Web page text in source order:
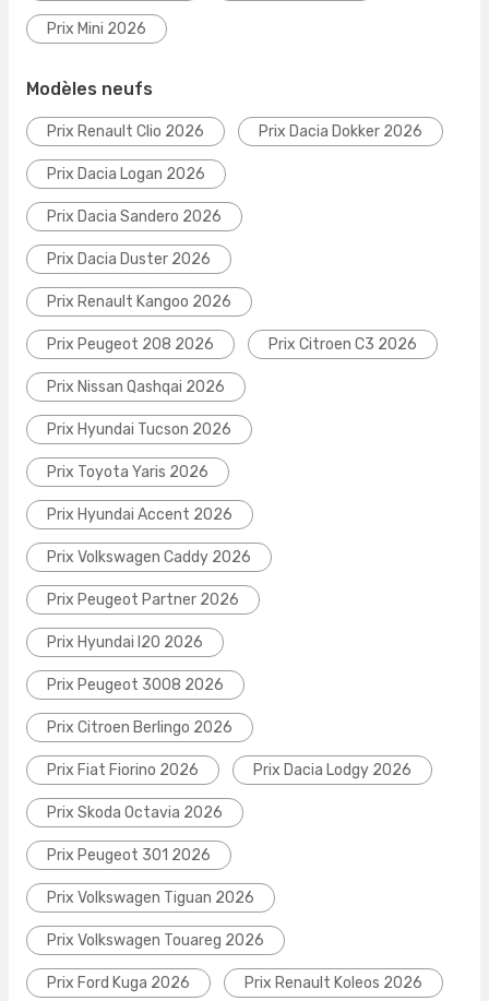
Prix Mini 2026
Modèles neufs
Prix Renault Clio 2026 Prix Dacia Dokker 2026
Prix Dacia Logan 2026
Prix Dacia Sandero 2026
Prix Dacia Duster 2026
Prix Renault Kangoo 2026
Prix Peugeot 208 2026 Prix Citroen C3 2026
Prix Nissan Qashqai 2026
Prix Hyundai Tucson 2026
Prix Toyota Yaris 2026
Prix Hyundai Accent 2026
Prix Volkswagen Caddy 2026
Prix Peugeot Partner 2026
Prix Hyundai I20 2026
Prix Peugeot 3008 2026
Prix Citroen Berlingo 2026
Prix Fiat Fiorino 2026 Prix Dacia Lodgy 2026
Prix Skoda Octavia 2026
Prix Peugeot 301 2026
Prix Volkswagen Tiguan 2026
Prix Volkswagen Touareg 2026
Prix Ford Kuga 2026 Prix Renault Koleos 2026